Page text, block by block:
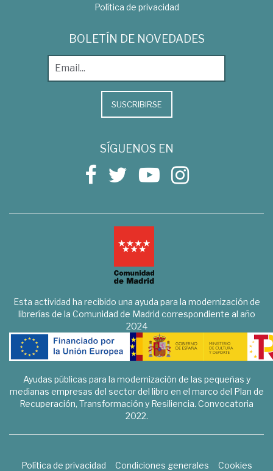
Política de privacidad
BOLETÍN DE NOVEDADES
SUSCRIBIRSE
SÍGUENOS EN
Esta actividad ha recibido una ayuda para la modernización de
librerías de la Comunidad de Madrid correspondiente al año
2024
Ayudas públicas para la modernización de las pequeñas y
medianas empresas del sector del libro en el marco del Plan de
Recuperación, Transformación y Resiliencia. Convocatoria
2022.
Política de privacidad Condiciones generales
Cookies